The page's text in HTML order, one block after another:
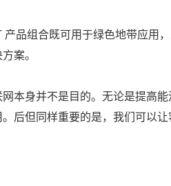
品组合既可用于绿色地带应用
案。
本身并不是目的。无论是提高
后但同样重要的是，我们可以